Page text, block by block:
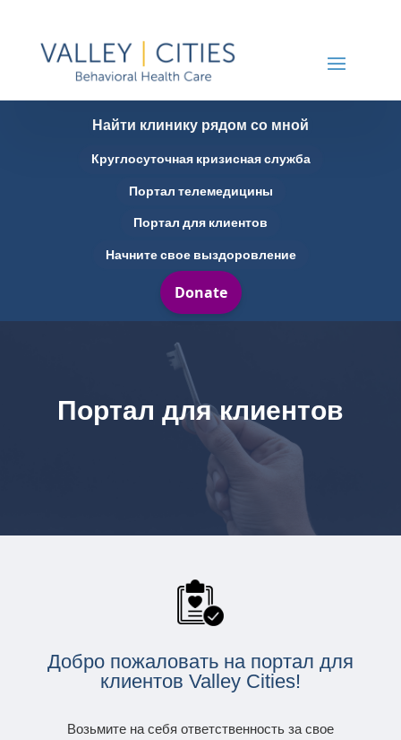
Найти клинику рядом со мной
Круглосуточная кризисная служба
Портал телемедицины
Портал для клиентов
Начните свое выздоровление
Портал для клиентов
Добро пожаловать на портал для
клиентов Valley Cities!
Возьмите на себя ответственность за свое